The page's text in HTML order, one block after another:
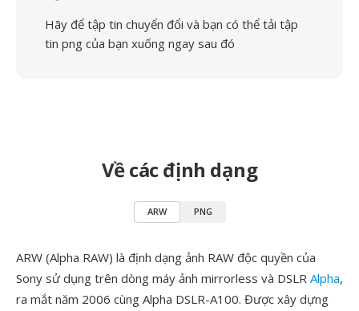
Hãy để tập tin chuyển đổi và bạn có thể tải tập
tin png của bạn xuống ngay sau đó
Về các định dạng
ARW PNG
ARW (Alpha RAW) là định dạng ảnh RAW độc quyền của
Sony sử dụng trên dòng máy ảnh mirrorless và DSLR Alpha,
ra mắt năm 2006 cùng Alpha DSLR-A100. Được xây dựng